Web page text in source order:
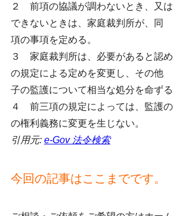
２ 前項の協議が調わないとき、又
できないときは、家庭裁判所が、同
項の事項を定める。
３ 家庭裁判所は、必要があると認
の規定による定めを変更し、その他
子の監護について相当な処分を命ずる
４ 前三項の規定によっては、監護
の権利義務に変更を生じない。
引用元: e-Gov 法令検索
今回の記事はここまでです。